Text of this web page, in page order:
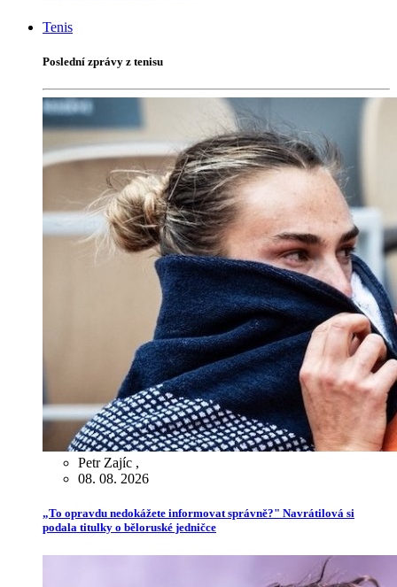
Tenis
Poslední zprávy z tenisu
Petr Zajíc ,
08. 08. 2026
„To opravdu nedokážete informovat správně?" Navrátilová si
podala titulky o běloruské jedničce